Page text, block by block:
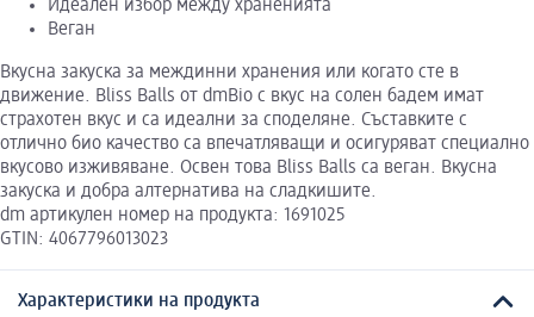
Идеален избор между храненията
Веган
Вкусна закуска за междинни хранения или когато сте в
движение. Bliss Balls от dmBio с вкус на солен бадем имат
страхотен вкус и са идеални за споделяне. Съставките с
отлично био качество са впечатляващи и осигуряват специално
вкусово изживяване. Освен това Bliss Balls са веган. Вкусна
закуска и добра алтернатива на сладкишите.
dm артикулен номер на продукта: 1691025
GTIN: 4067796013023
Характеристики на продукта